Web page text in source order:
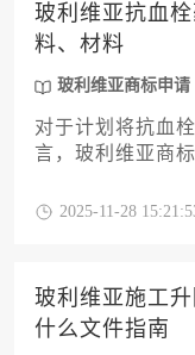
拓展筑牢法律根
玻利维亚抗血
料、材料
玻利维亚商标申请
对于计划将抗血
言，玻利维亚商
资料与材料，从
一套清晰、实用
完成知识产权布
2025-11-28
玻利维亚施工
什么文件指南